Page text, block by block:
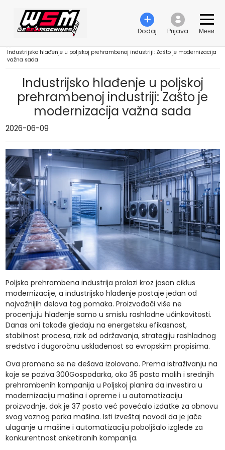
Dodaj Prijava Мени
Industrijsko hlađenje u poljskoj prehrambenoj industriji: Zašto je modernizacija
važna sada
Industrijsko hlađenje u poljskoj
prehrambenoj industriji: Zašto je
modernizacija važna sada
2026-06-09
Poljska prehrambena industrija prolazi kroz jasan ciklus
modernizacije, a industrijsko hlađenje postaje jedan od
najvažnijih delova tog pomaka. Proizvođači više ne
procenjuju hlađenje samo u smislu rashladne učinkovitosti.
Danas oni takođe gledaju na energetsku efikasnost,
stabilnost procesa, rizik od održavanja, strategiju rashladnog
sredstva i dugoročnu usklađenost sa evropskim propisima.
Ova promena se ne dešava izolovano. Prema istraživanju na
koje se poziva 300Gospodarka, oko 35 posto malih i srednjih
prehrambenih kompanija u Poljskoj planira da investira u
modernizaciju mašina i opreme i u automatizaciju
proizvodnje, dok je 37 posto već povećalo izdatke za obnovu
svog voznog parka mašina. Isti izveštaj navodi da je jače
ulaganje u mašine i automatizaciju poboljšalo izglede za
konkurentnost anketiranih kompanija.